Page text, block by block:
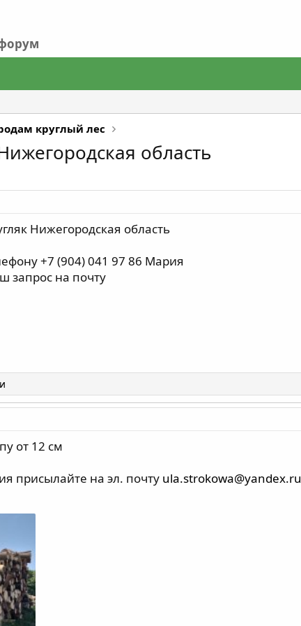
круглый лес
область
Нижегородская область
+7 (904) 041 97 86 Мария
запрос на почту
от 12 см
присылайте на эл. почту ula.strokowa@yandex.ru